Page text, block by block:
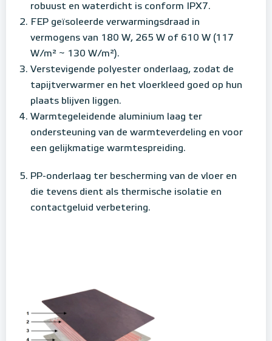
robuust en waterdicht is conform IPX7.
FEP geïsoleerde verwarmingsdraad in
vermogens van 180 W, 265 W of 610 W (117
W/m² ~ 130 W/m²).
Verstevigende polyester onderlaag, zodat de
tapijtverwarmer en het vloerkleed goed op hun
plaats blijven liggen.
Warmtegeleidende aluminium laag ter
ondersteuning van de warmteverdeling en voor
een gelijkmatige warmtespreiding.
PP-onderlaag ter bescherming van de vloer en
die tevens dient als thermische isolatie en
contactgeluid verbetering.